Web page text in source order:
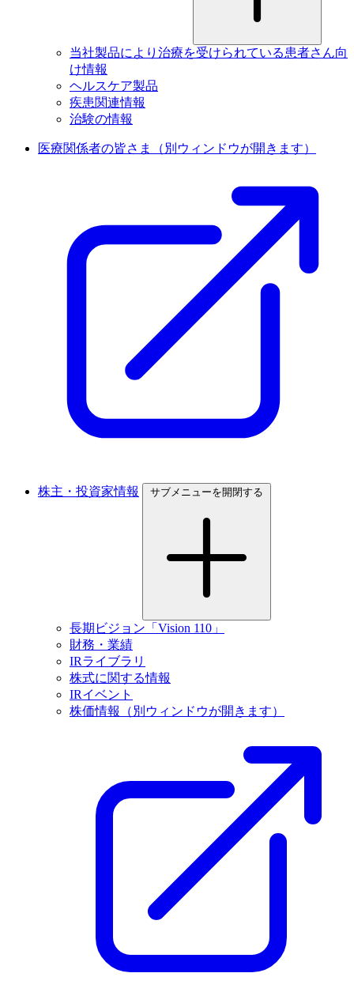
当社製品により治療を受けられている患者さん向
け情報
ヘルスケア製品
疾患関連情報
治験の情報
医療関係者の皆さま （別ウィンドウが開きます）
株主・投資家情報 サブメニューを開閉する
長期ビジョン「Vision 110」
財務・業績
IRライブラリ
株式に関する情報
IRイベント
株価情報
（別ウィンドウが開きます）